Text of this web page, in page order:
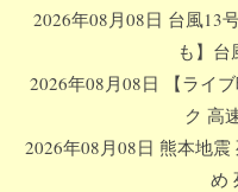
ン
ン
へ
2026年08月08日 台風13
も】台
2026年08月08日 【ライ
ク 高
2026年08月08日 熊本地
め